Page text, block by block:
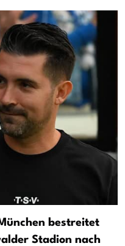
bestreitet
Stadion nach